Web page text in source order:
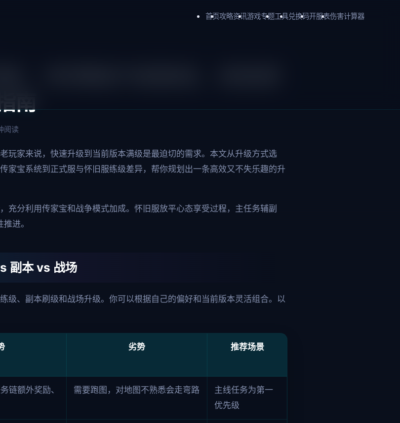
首页攻略资讯游戏专题工具兑换码开服表伤害计算器
南
阅读
玩家来说，快速升级到当前版本满级是最迫切的需求。本文从升级方式选
家宝系统到正式服与怀旧服练级差异，帮你规划出一条高效又不失乐趣的升
充分利用传家宝和战争模式加成。怀旧服放平心态享受过程，主任务辅副
进。
副本 vs 战场
级、副本刷级和战场升级。你可以根据自己的偏好和当前版本灵活组合。以
劣势 推荐场景
链额外奖励、
需要跑图，对地图不熟悉会走弯路
主线任务为第一
优先级